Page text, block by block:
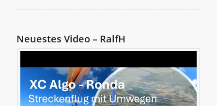
Neuestes Video – RalfH